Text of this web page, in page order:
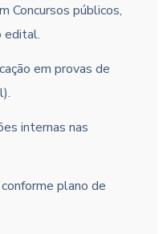
Concursos públicos,
edital.
em provas de
internas nas
plano de